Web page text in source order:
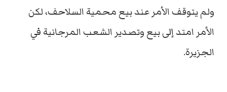
ولم يتوقف الأمر عند بيع محمية السلاحف، لكن
الأمر امتد إلى بيع وتصدير الشعب المرجانية في
الجزيرة.